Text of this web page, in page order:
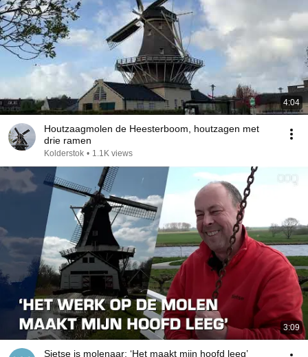
4:04
Houtzaagmolen de Heesterboom, houtzagen met
drie ramen
Kolderstok • 1.1K views
3:09
Sietse is molenaar: ‘Het maakt mijn hoofd leeg’